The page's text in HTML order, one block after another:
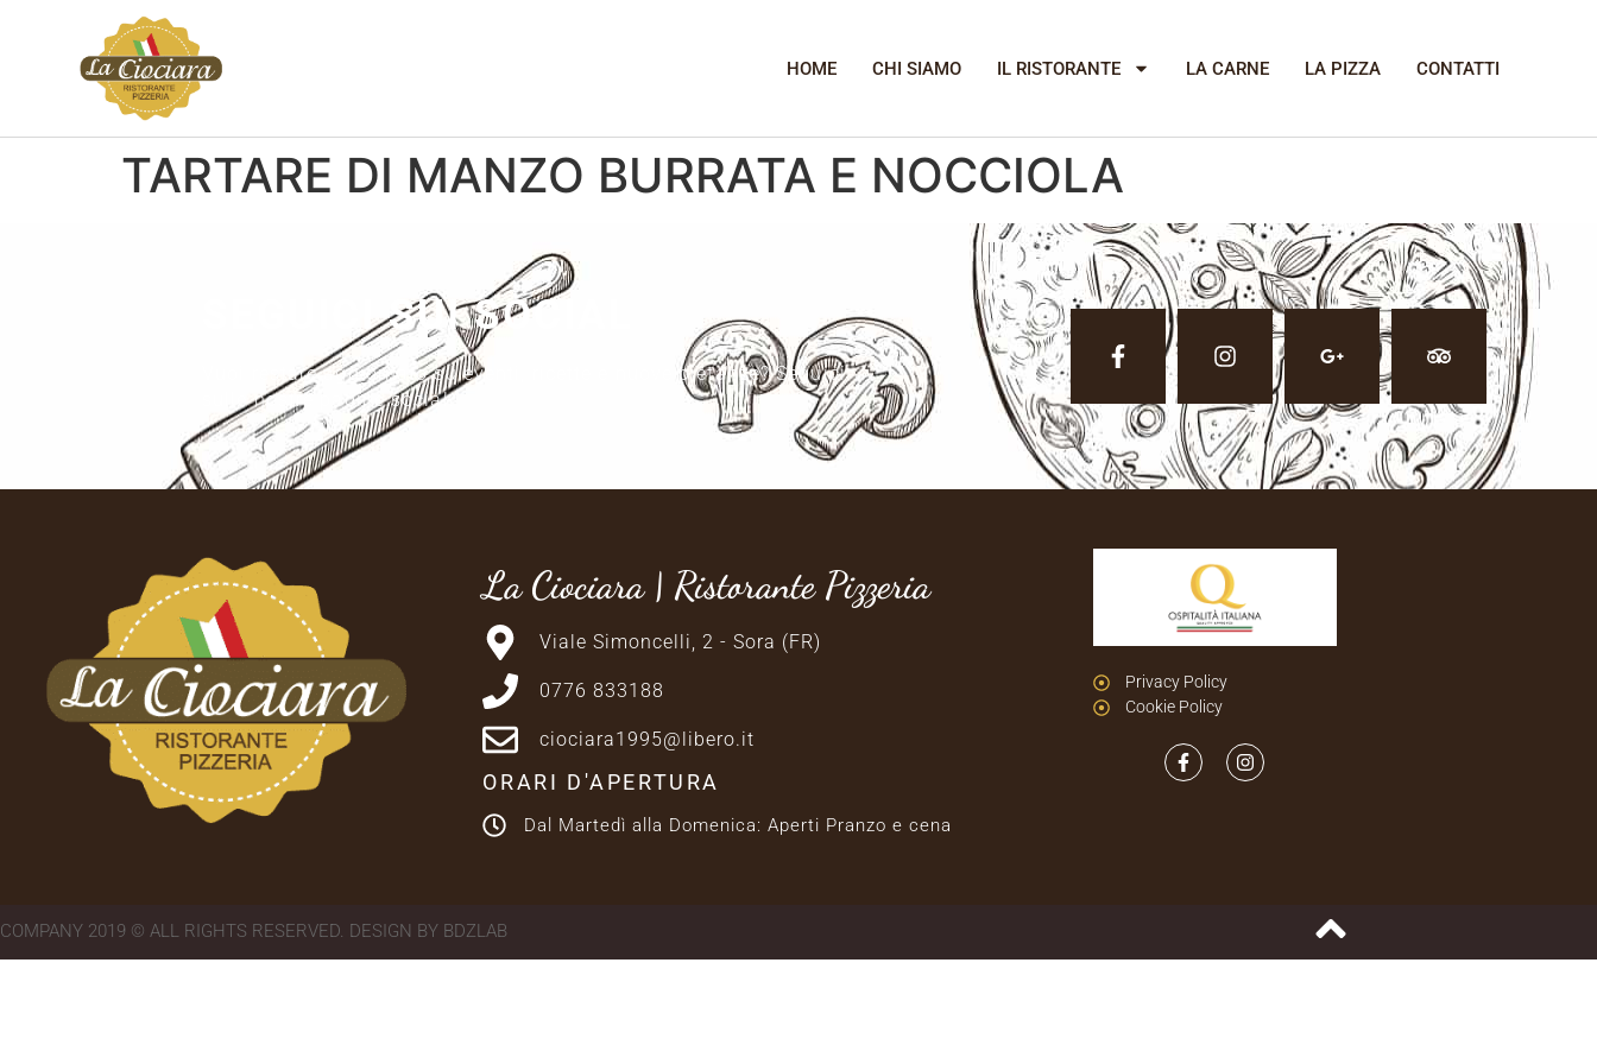
HOME CHI SIAMO IL RISTORANTE LA CARNE LA PIZZA CONTATTI
TARTARE DI MANZO BURRATA E NOCCIOLA
SEGUICI SUI SOCIAL
Vuoi restare aggiornato su eventi, ricette e nuove pietanze? Seguici
sulle nostre pagine social.
La Ciociara | Ristorante Pizzeria
Viale Simoncelli, 2 - Sora (FR)
0776 833188
ciociara1995@libero.it
ORARI D'APERTURA
Dal Martedì alla Domenica: Aperti Pranzo e cena
Privacy Policy
Cookie Policy
COMPANY 2019 © ALL RIGHTS RESERVED. DESIGN BY BDZLAB